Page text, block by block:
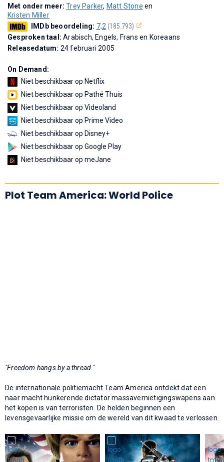
Met onder meer:Trey Parker, Matt Stone en
Kristen Miller
IMDb beoordeling: 7,2 (185.793)
Gesproken taal:Arabisch, Engels, Frans en Koreaans
Releasedatum: 24 februari 2005
On Demand:
Niet beschikbaar op Netflix
Niet beschikbaar op Pathé Thuis
Niet beschikbaar op Videoland
Niet beschikbaar op Prime Video
Niet beschikbaar op Disney+
Niet beschikbaar op Google Play
Niet beschikbaar op meJane
Plot Team America: World Police
"Freedom hangs by a thread."
De internationale politiemacht Team America ontdekt dat een
naar macht hunkerende dictator massavernietigingswapens aan
het kopen is van terroristen. De helden beginnen een
levensgevaarlijke missie om de wereld van dit kwaad te verlossen.